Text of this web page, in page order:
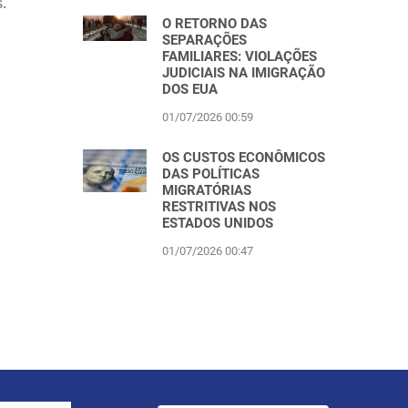
O RETORNO DAS
SEPARAÇÕES
FAMILIARES: VIOLAÇÕES
JUDICIAIS NA IMIGRAÇÃO
DOS EUA
01/07/2026 00:59
OS CUSTOS ECONÔMICOS
DAS POLÍTICAS
MIGRATÓRIAS
RESTRITIVAS NOS
ESTADOS UNIDOS
01/07/2026 00:47